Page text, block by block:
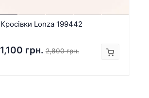
Кросівки Lonza 199442
1,100 грн. 2,800 грн.